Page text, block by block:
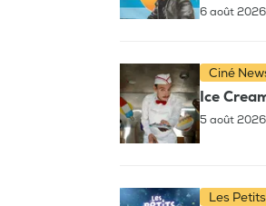
6 août 2026
Ciné
Ice
5 août 2026
Les